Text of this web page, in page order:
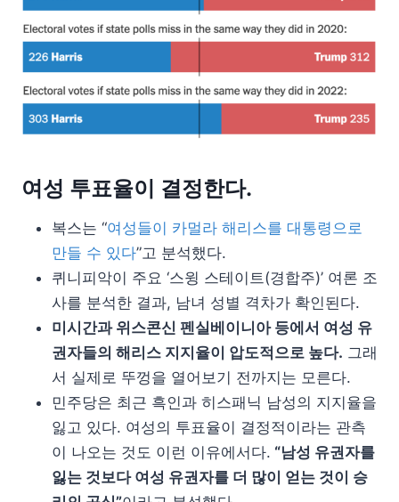
여성 투표율이 결정한다.
복스는 “여성들이 카멀라 해리스를 대통령으로
만들 수 있다”고 분석했다.
퀴니피악이 주요 ‘스윙 스테이트(경합주)’ 여론 조
사를 분석한 결과, 남녀 성별 격차가 확인된다.
미시간과 위스콘신 펜실베이니아 등에서 여성 유
권자들의 해리스 지지율이 압도적으로 높다. 그래
서 실제로 뚜껑을 열어보기 전까지는 모른다.
민주당은 최근 흑인과 히스패닉 남성의 지지율을
잃고 있다. 여성의 투표율이 결정적이라는 관측
이 나오는 것도 이런 이유에서다. “남성 유권자를
잃는 것보다 여성 유권자를 더 많이 얻는 것이 승